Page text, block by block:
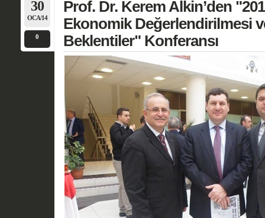
30
OCA/14
0
Prof. Dr. Kerem Alkin’den
Ekonomik Değerlendirilmesi
Beklentiler" Konferansı